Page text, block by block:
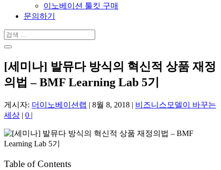
이노베이션 툴킷 구매
문의하기
[세미나] 발뮤다 방식의 혁신적 상품 재정
의법 – BMF Learning Lab 5기
게시자: 더이노베이션랩 | 8월 8, 2018 | 비즈니스모델이 바꾸는
세상 | 0 |
Table of Contents